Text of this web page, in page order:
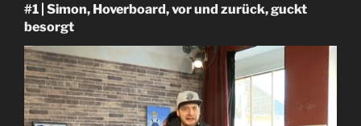
#1 | Simon, Hoverboard, vor und zurück, guckt
besorgt